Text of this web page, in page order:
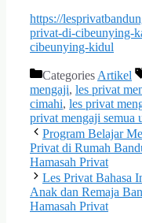
https://
privat-di-cibeunying-
cibeunying-kidul
Categories Artikel
mengaji, les privat
cimahi, les privat
privat mengaji semua
Program Belajar
Privat di Rumah
Hamasah Privat
Les Privat Bahasa
Anak dan Remaja
Hamasah Privat